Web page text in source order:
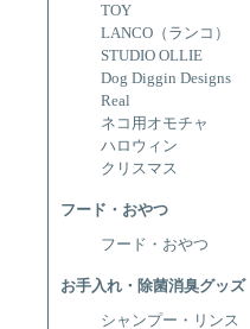
TOY
LANCO（ランコ）
STUDIO OLLIE
Dog Diggin Designs
Real
ネコ用オモチャ
ハロウィン
クリスマス
フード・おやつ
フード・おやつ
お手入れ・除菌消臭グッズ
シャンプー・リンス